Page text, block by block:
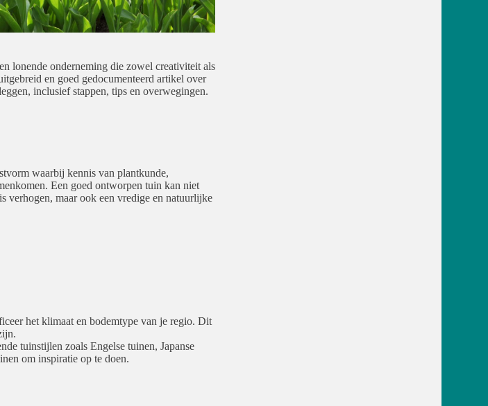
lonende onderneming die zowel creativiteit als
en goed gedocumenteerd artikel over
inclusief stappen, tips en overwegingen.
waarbij kennis van plantkunde,
Een goed ontworpen tuin kan niet
verhogen, maar ook een vredige en natuurlijke
het klimaat en bodemtype van je regio. Dit
tuinstijlen zoals Engelse tuinen, Japanse
om inspiratie op te doen.